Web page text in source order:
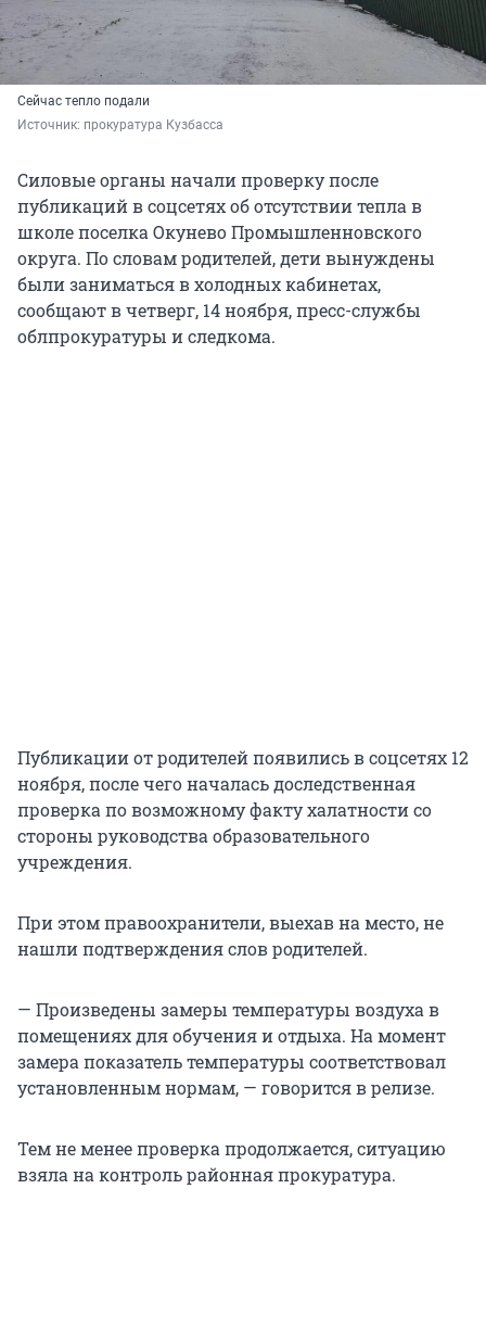
Сейчас тепло подали
Источник: прокуратура Кузбасса
Силовые органы начали проверку после
публикаций в соцсетях об отсутствии тепла в
школе поселка Окунево Промышленновского
округа. По словам родителей, дети вынуждены
были заниматься в холодных кабинетах,
сообщают в четверг, 14 ноября, пресс-службы
облпрокуратуры и следкома.
Публикации от родителей появились в соцсетях 12
ноября, после чего началась доследственная
проверка по возможному факту халатности со
стороны руководства образовательного
учреждения.
При этом правоохранители, выехав на место, не
нашли подтверждения слов родителей.
— Произведены замеры температуры воздуха в
помещениях для обучения и отдыха. На момент
замера показатель температуры соответствовал
установленным нормам, — говорится в релизе.
Тем не менее проверка продолжается, ситуацию
взяла на контроль районная прокуратура.